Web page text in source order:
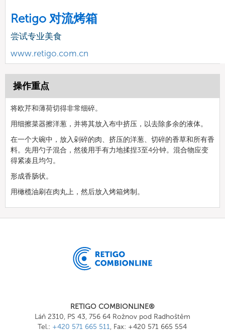
Retigo 对流烤箱
尝试专业美食
www.retigo.com.cn
操作重点
将欧芹和薄荷切得非常细碎。
用细擦菜器擦洋葱，并将其放入布中挤压，以去除多余的液体。
在一个大碗中，放入剁碎的肉、挤压的洋葱、切碎的香草和所有香
料。先用勺子混合，然後用手有力地揉捏3至4分钟。混合物应变
得紧凑且均匀。
形成香肠状。
用橄榄油刷在肉丸上，然后放入烤箱烤制。
RETIGO COMBIONLINE®
Láň 2310, PS 43, 756 64 Rožnov pod Radhoštěm
Tel.: +420 571 665 511, Fax: +420 571 665 554